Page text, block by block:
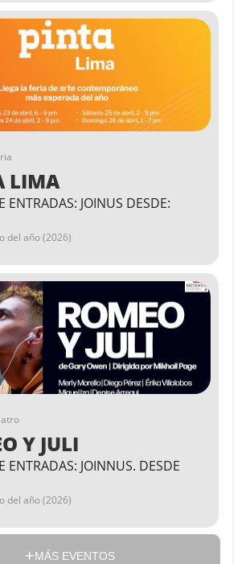
LIMA
ENTRADAS: JOINUS DESDE:
del año (2026)
Y JULI
ENTRADAS: JOINNUS. DESDE
del año (2026)
MÁS EVENTOS